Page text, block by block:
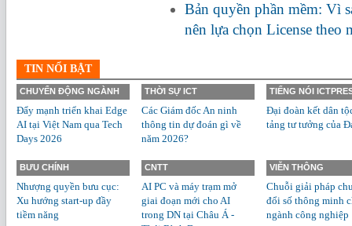
Bản quyền phần mềm: Vì
nên lựa chọn License theo
TIN NỔI BẬT
CHUYỂN ĐỘNG NGÀNH
Đẩy mạnh triển khai Edge
AI tại Việt Nam qua Tech
Days 2026
THỜI SỰ ICT
Các Giám đốc An ninh
thông tin dự đoán gì về
năm 2026?
TIẾNG NÓI
Đại đoàn kết dân
tảng tư tưởng của
BƯU CHÍNH
Nhượng quyền bưu cục:
Xu hướng start-up đầy
tiềm năng
CNTT
AI PC và máy trạm mở
giai đoạn mới cho AI
trong DN tại Châu Á -
VIỄN THÔNG
Chuỗi giải pháp
đổi số thông minh
ngành công nghiệp